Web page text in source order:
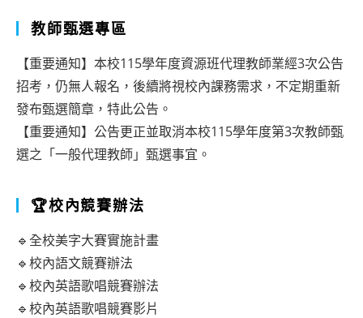
教師甄選專區
【重要通知】本校115學年度資源班代理教師業經3次公告
招考，仍無人報名，後續將視校內課務需求，不定期重新
發布甄選簡章，特此公告。
【重要通知】公告更正並取消本校115學年度第3次教師甄
選之「一般代理教師」甄選事宜。
🏆校內競賽辦法
🔹全校美字大賽實施計畫
🔹校內語文競賽辦法
🔹校內英語歌唱競賽辦法
🔹校內英語歌唱競賽影片